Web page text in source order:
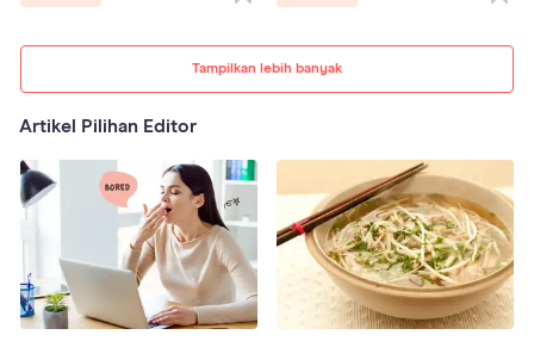
Tampilkan lebih banyak
Artikel Pilihan Editor